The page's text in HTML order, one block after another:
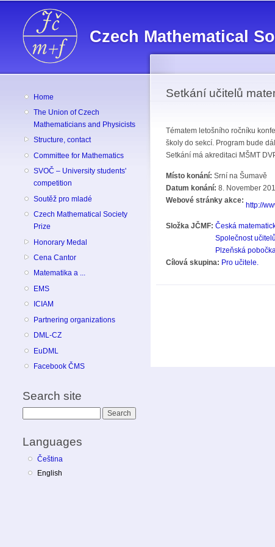
Czech Mathematical
Home
The Union of Czech
Mathematicians and Physicists
Structure, contact
Committee for Mathematics
SVOČ – University students'
competition
Soutěž pro mladé
Czech Mathematical Society
Prize
Honorary Medal
Cena Cantor
Matematika a ...
EMS
ICIAM
Partnering organizations
DML-CZ
EuDML
Facebook ČMS
Search site
Languages
Čeština
English
Setkání učitelů
Tématem letošního ročníku
školy do sekcí. Program bude
Setkání má akreditaci MŠMT
Místo konání: Srní na Šumavě
Datum konání: 8. November
Webové stránky akce:
http://
Složka JČMF: Česká
Společnost
Plzeňská
Cílová skupina: Pro učitele.